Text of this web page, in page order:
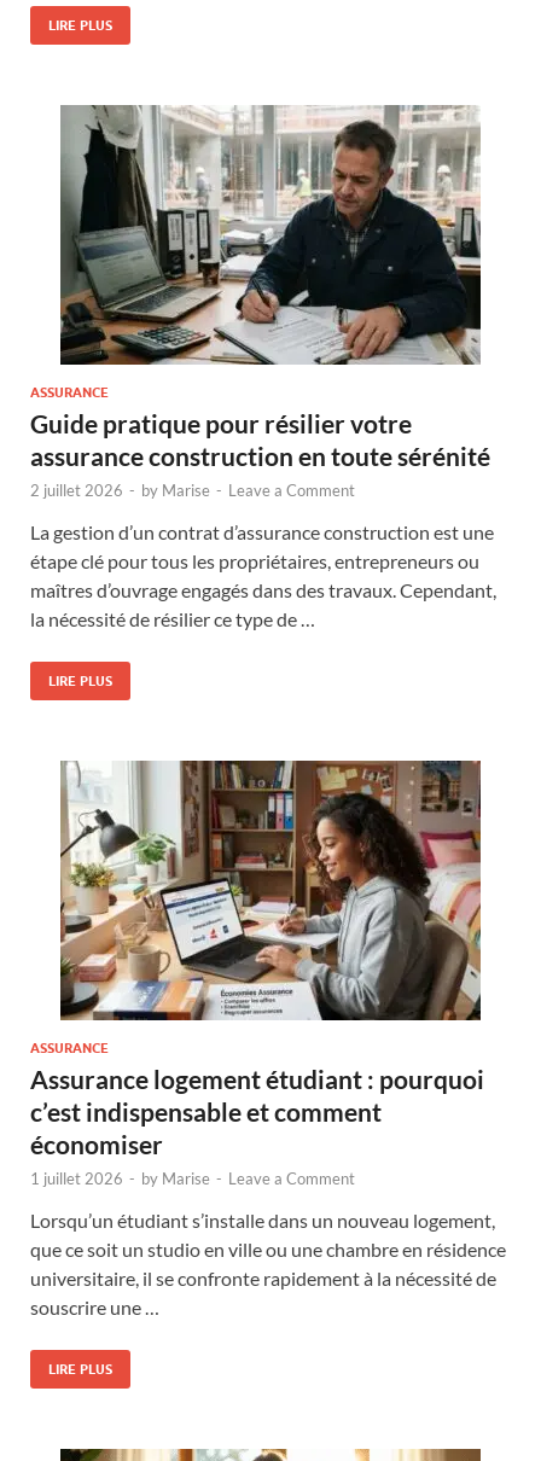
LIRE PLUS
ASSURANCE
Guide pratique pour résilier votre
assurance construction en toute sérénité
2 juillet 2026 - by Marise - Leave a Comment
La gestion d’un contrat d’assurance construction est une
étape clé pour tous les propriétaires, entrepreneurs ou
maîtres d’ouvrage engagés dans des travaux. Cependant,
la nécessité de résilier ce type de …
LIRE PLUS
ASSURANCE
Assurance logement étudiant : pourquoi
c’est indispensable et comment
économiser
1 juillet 2026 - by Marise - Leave a Comment
Lorsqu’un étudiant s’installe dans un nouveau logement,
que ce soit un studio en ville ou une chambre en résidence
universitaire, il se confronte rapidement à la nécessité de
souscrire une …
LIRE PLUS